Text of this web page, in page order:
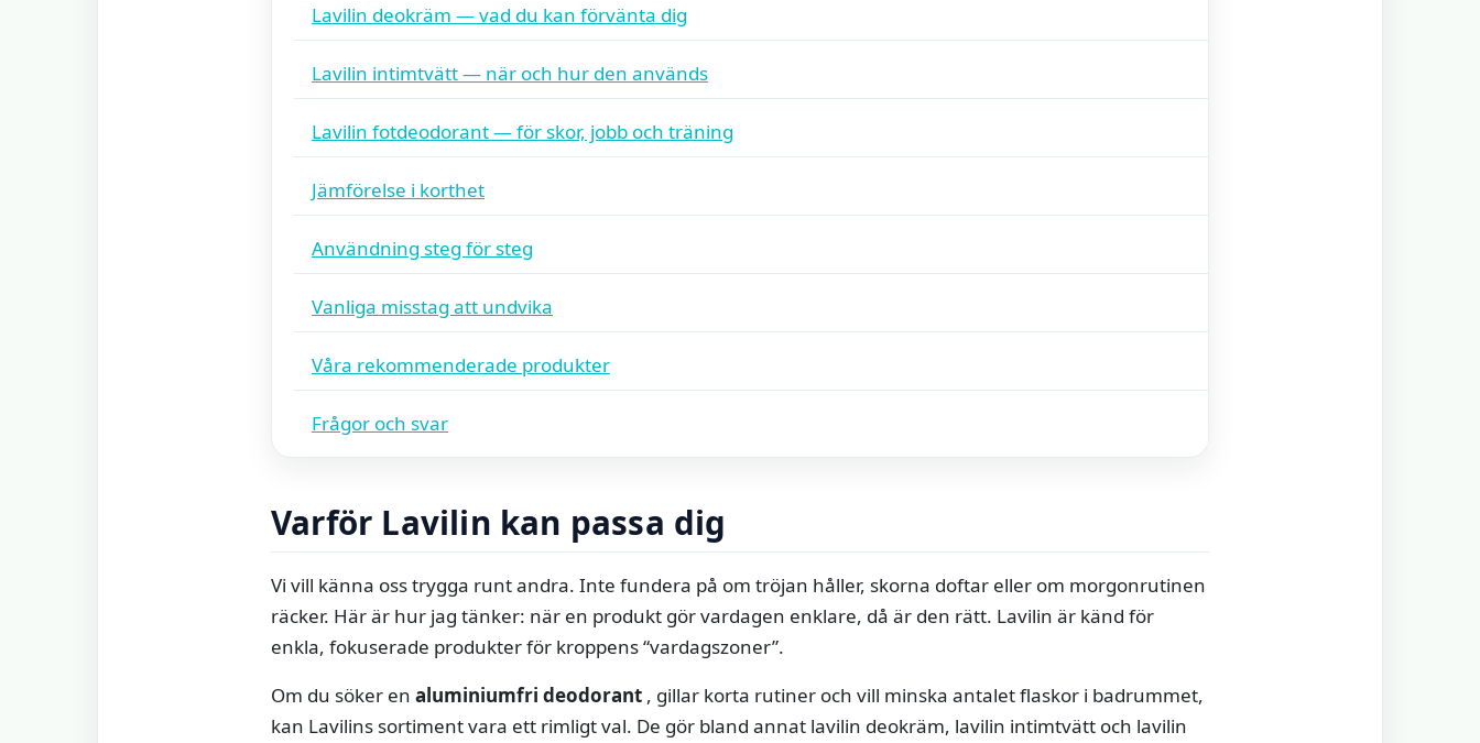
Lavilin deokräm — vad du kan förvänta dig
Lavilin intimtvätt — när och hur den används
Lavilin fotdeodorant — för skor, jobb och träning
Jämförelse i korthet
Användning steg för steg
Vanliga misstag att undvika
Våra rekommenderade produkter
Frågor och svar
Varför Lavilin kan passa dig
Vi vill känna oss trygga runt andra. Inte fundera på om tröjan håller, skorna doftar eller om morgonrutinen
räcker. Här är hur jag tänker: när en produkt gör vardagen enklare, då är den rätt. Lavilin är känd för
enkla, fokuserade produkter för kroppens “vardagszoner”.
Om du söker en aluminiumfri deodorant , gillar korta rutiner och vill minska antalet flaskor i badrummet,
kan Lavilins sortiment vara ett rimligt val. De gör bland annat lavilin deokräm, lavilin intimtvätt och lavilin